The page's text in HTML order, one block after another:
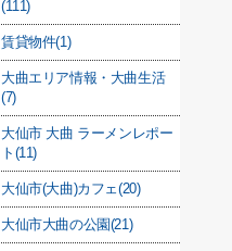
(111)
賃貸物件(1)
大曲エリア情報・大曲生活
(7)
大仙市 大曲 ラーメンレポー
ト(11)
大仙市(大曲)カフェ(20)
大仙市大曲の公園(21)